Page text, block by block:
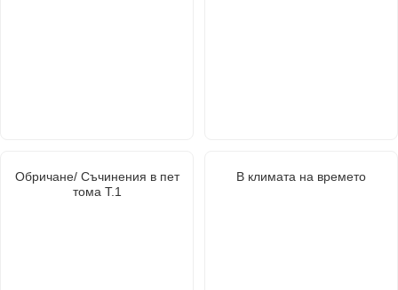
Обричане/ Съчинения в пет
тома Т.1
В климата на времето